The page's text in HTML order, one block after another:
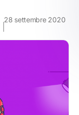
28 settembre 2020